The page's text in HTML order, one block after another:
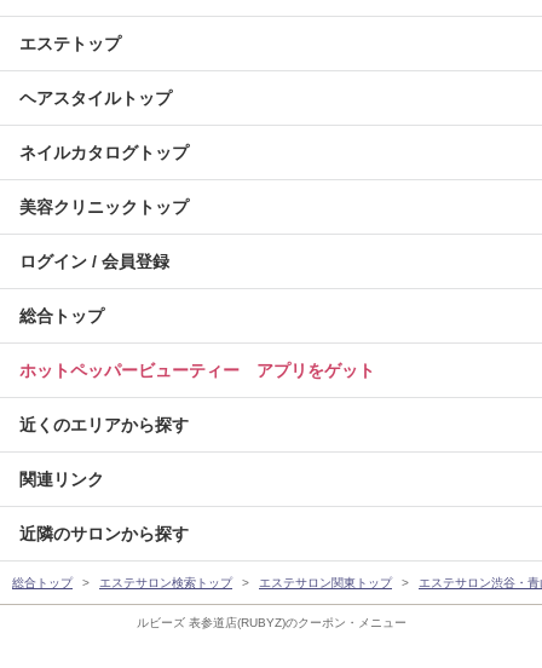
ルビーズ 表参道店(RUBYZ)のクーポン・メニュー
エステトップ
ヘアスタイルトップ
ネイルカタログトップ
美容クリニックトップ
ログイン / 会員登録
総合トップ
ホットペッパービューティー アプリをゲット
近くのエリアから探す
関連リンク
近隣のサロンから探す
総合トップ エステサロン検索トップ エステサロン関東トップ エステサロン渋谷・